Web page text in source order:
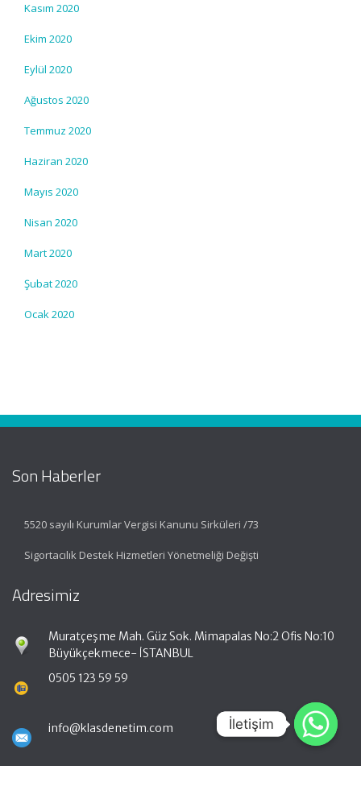
Kasım 2020
Ekim 2020
Eylül 2020
Ağustos 2020
Temmuz 2020
Haziran 2020
Mayıs 2020
Nisan 2020
Mart 2020
Şubat 2020
Ocak 2020
Son Haberler
5520 sayılı Kurumlar Vergisi Kanunu Sirküleri /73
Sigortacılık Destek Hizmetleri Yönetmeliği Değişti
Adresimiz
Muratçeşme Mah. Güz Sok. Mimapalas No:2 Ofis No:10
Büyükçekmece- İSTANBUL
0505 123 59 59
info@klasdenetim.com İletişim
İletişim